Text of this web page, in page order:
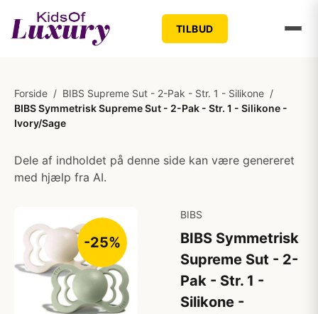
TILBUD
Forside / BIBS Supreme Sut - 2-Pak - Str. 1 - Silikone /
BIBS Symmetrisk Supreme Sut - 2-Pak - Str. 1 - Silikone -
Ivory/Sage
Dele af indholdet på denne side kan være genereret
med hjælp fra AI.
-25%
BIBS
BIBS Symmetrisk
Supreme Sut - 2-
Pak - Str. 1 -
Silikone -